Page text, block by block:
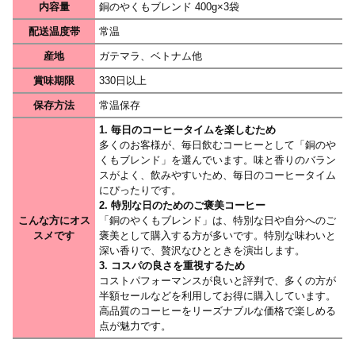
内容量 銅のやくもブレンド 400g×3袋
配送温度帯 常温
産地 ガテマラ、ベトナム他
賞味期限 330日以上
保存方法 常温保存
こんな方にオス
スメです
1. 毎日のコーヒータイムを楽しむため
多くのお客様が、毎日飲むコーヒーとして「銅のや
くもブレンド」を選んでいます。味と香りのバラン
スがよく、飲みやすいため、毎日のコーヒータイム
にぴったりです。
2. 特別な日のためのご褒美コーヒー
「銅のやくもブレンド」は、特別な日や自分へのご
褒美として購入する方が多いです。特別な味わいと
深い香りで、贅沢なひとときを演出します。
3. コスパの良さを重視するため
コストパフォーマンスが良いと評判で、多くの方が
半額セールなどを利用してお得に購入しています。
高品質のコーヒーをリーズナブルな価格で楽しめる
点が魅力です。